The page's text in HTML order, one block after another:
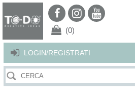
Per offrirti il miglior servizio possibile
Continuando la navigazione nel sito autorizzi
LOGIN/REGISTRATI
(0)